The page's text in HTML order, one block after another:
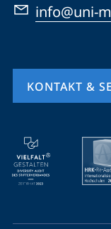
info@uni-
KONTAKT &
Mobile-
Service-
Navigation